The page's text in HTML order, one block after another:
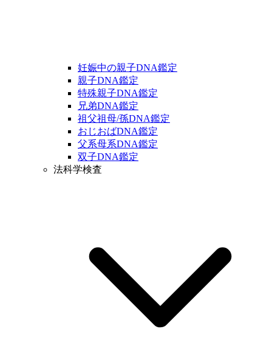
妊娠中の親子DNA鑑定
親子DNA鑑定
特殊親子DNA鑑定
兄弟DNA鑑定
祖父祖母/孫DNA鑑定
おじおばDNA鑑定
父系母系DNA鑑定
双子DNA鑑定
法科学検査